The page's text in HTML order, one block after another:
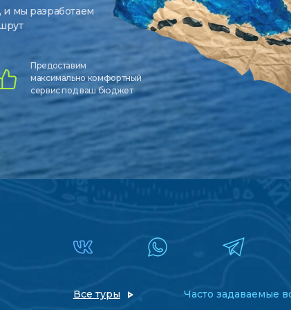
и мы разработаем
Предоставим
максимально комфортный
сервис под ваш бюджет
Все туры Часто задаваемые